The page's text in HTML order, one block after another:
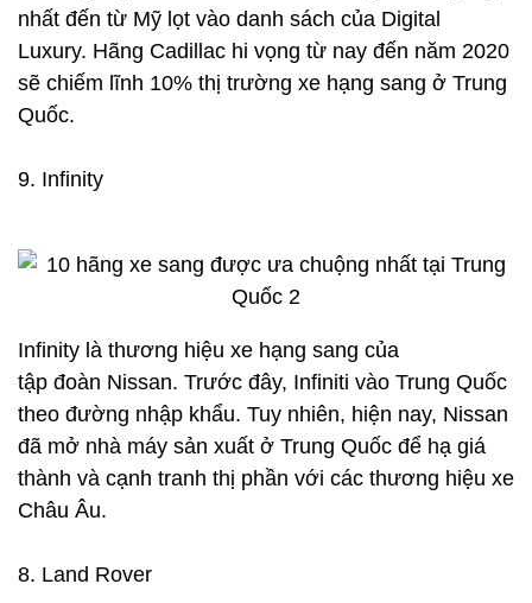
nhất đến từ Mỹ lọt vào danh sách của Digital
Luxury. Hãng Cadillac hi vọng từ nay đến năm 2020
sẽ chiếm lĩnh 10% thị trường xe hạng sang ở Trung
Quốc.
9. Infinity
Infinity là thương hiệu xe hạng sang của
tập đoàn Nissan. Trước đây, Infiniti vào Trung Quốc
theo đường nhập khẩu. Tuy nhiên, hiện nay, Nissan
đã mở nhà máy sản xuất ở Trung Quốc để hạ giá
thành và cạnh tranh thị phần với các thương hiệu xe
Châu Âu.
8. Land Rover